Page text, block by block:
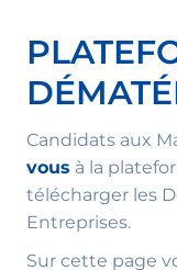
Candidats aux
vous à la
télécharger les
Entreprises.
Sur cette page